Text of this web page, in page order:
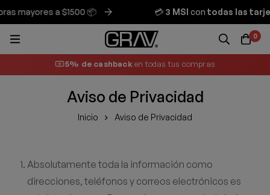
mayores a $1500 📦 💳3 MSIcontodas las
0
5% de cashback en todas tus compras
Aviso de Privacidad
Inicio Aviso de Privacidad
Absolutamente toda la información como
direcciones, teléfonos y correos electrónicos es